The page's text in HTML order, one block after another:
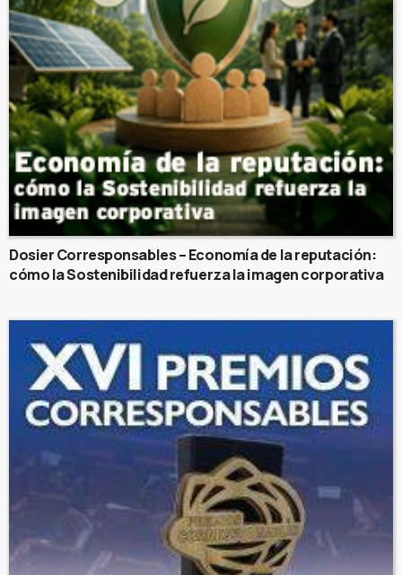
Dosier Corresponsables – Economía de la reputación:
cómo la Sostenibilidad refuerza la imagen corporativa